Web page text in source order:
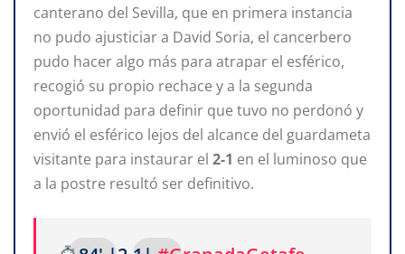
canterano del Sevilla, que en primera instancia
no pudo ajusticiar a David Soria, el cancerbero
pudo hacer algo más para atrapar el esférico,
recogió su propio rechace y a la segunda
oportunidad para definir que tuvo no perdonó y
envió el esférico lejos del alcance del guardameta
visitante para instaurar el 2-1 en el luminoso que
a la postre resultó ser definitivo.